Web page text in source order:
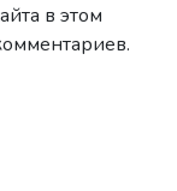
в этом